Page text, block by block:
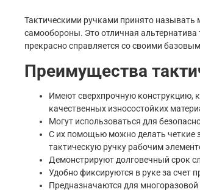
Тактическими ручками принято
самообороны. Это отличная
прекрасно справляется со своими
Преимущества
Имеют сверхпрочную конструкцию,
качественных износостойких
Могут использоваться для
С их помощью можно делать четкие
тактическую ручку рабочим
Демонстрируют долговечный срок
Удобно фиксируются в руке за счет
Предназначаются для многоразовой